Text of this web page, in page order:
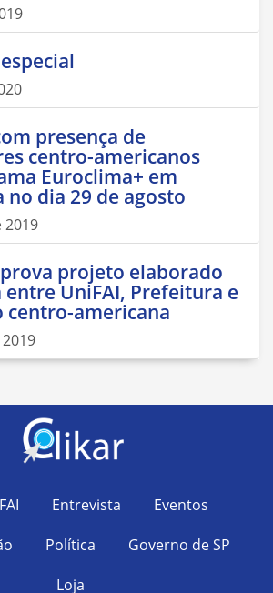
presença de
centro-americanos
Euroclima+ em
dia 29 de agosto
2019
projeto elaborado
UniFAI, Prefeitura e
centro-americana
FAI Entrevista
Eventos
Política
Governo de SP
Loja